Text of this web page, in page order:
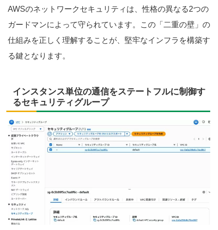
AWSのネットワークセキュリティは、性格の異なる2つの
ガードマンによって守られています。この「二重の壁」の
仕組みを正しく理解することが、堅牢なインフラを構築す
る鍵となります。
インスタンス単位の通信をステートフルに制御す
るセキュリティグループ